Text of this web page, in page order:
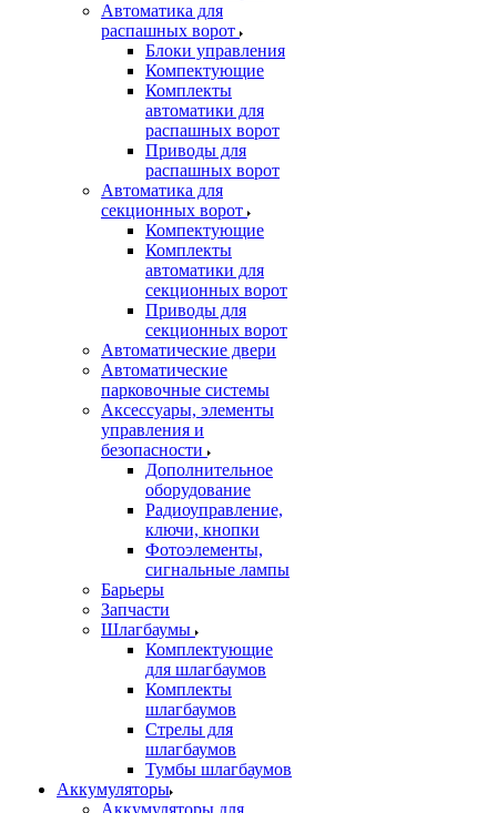
Автоматика для
распашных ворот
Блоки управления
Компектующие
Комплекты
автоматики для
распашных ворот
Приводы для
распашных ворот
Автоматика для
секционных ворот
Компектующие
Комплекты
автоматики для
секционных ворот
Приводы для
секционных ворот
Автоматические двери
Автоматические
парковочные системы
Аксессуары, элементы
управления и
безопасности
Дополнительное
оборудование
Радиоуправление,
ключи, кнопки
Фотоэлементы,
сигнальные лампы
Барьеры
Запчасти
Шлагбаумы
Комплектующие
для шлагбаумов
Комплекты
шлагбаумов
Стрелы для
шлагбаумов
Тумбы шлагбаумов
Аккумуляторы
Аккумуляторы для